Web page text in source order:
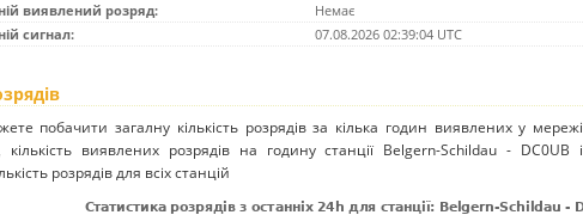
виявлений розряд:
Немає
сигнал:
07.08.2026 02:39:04 UTC
побачити загалну кількість розрядів за кілька годин виявлених у мережі
кількість виявлених розрядів на годину станції Belgern-Schildau - DC0UB і
розрядів для всіх станцій